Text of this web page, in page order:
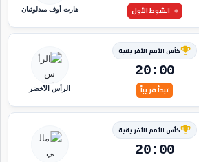
الشوط الأول هارت أوف ميدلوثيان
كأس الأمم الأفريقية
20:00
تبدأ قريباً الرأس الأخضر
كأس الأمم الأفريقية
20:00